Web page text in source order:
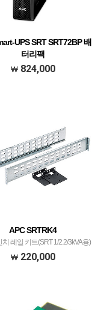
UPS SRT SRT72BP 배
터리팩
UPS SRT 72V 2.2kVA Battery
824,000
APC SRTRK4
치 레일 키트(SRT 1/2.2/3kVA용)
220,000